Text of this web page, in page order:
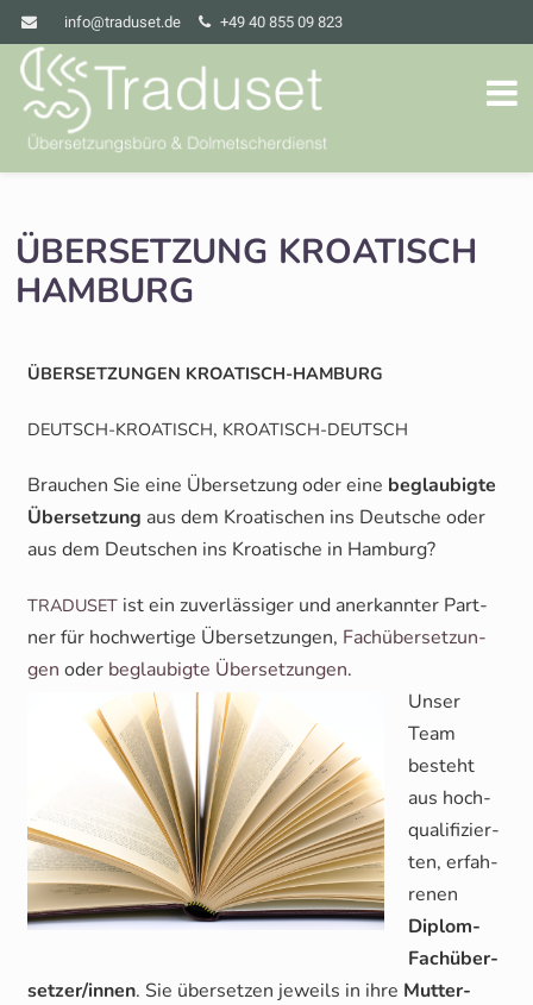
info@traduset.de +49 40 855 09 823
ÜBERSETZUNG KROATISCH
HAMBURG
ÜBERSETZUNGEN KROATISCH-HAMBURG
DEUTSCH-KROATISCH, KROATISCH-DEUTSCH
Brau­chen Sie eine Über­set­zung oder eine beglau­big­te
Über­set­zung aus dem Kroa­ti­schen ins Deut­sche oder
aus dem Deut­schen ins Kroa­ti­sche in Hamburg?
TRADUSET ist ein zuver­läs­si­ger und aner­kann­ter Part­
ner für hoch­wer­ti­ge Über­set­zun­gen, Fach­über­set­zun­
gen oder beglau­big­te Über­set­zun­gen.
Unser
Team
besteht
aus hoch­
qua­li­fi­zier­
ten, erfah­
re­nen
Diplom-
Fach­über­
set­zer/in­nen. Sie über­set­zen jeweils in ihre Mut­ter­